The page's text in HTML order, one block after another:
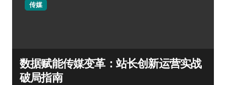
传媒
数据赋能传媒变革：站长创新运营实战
破局指南